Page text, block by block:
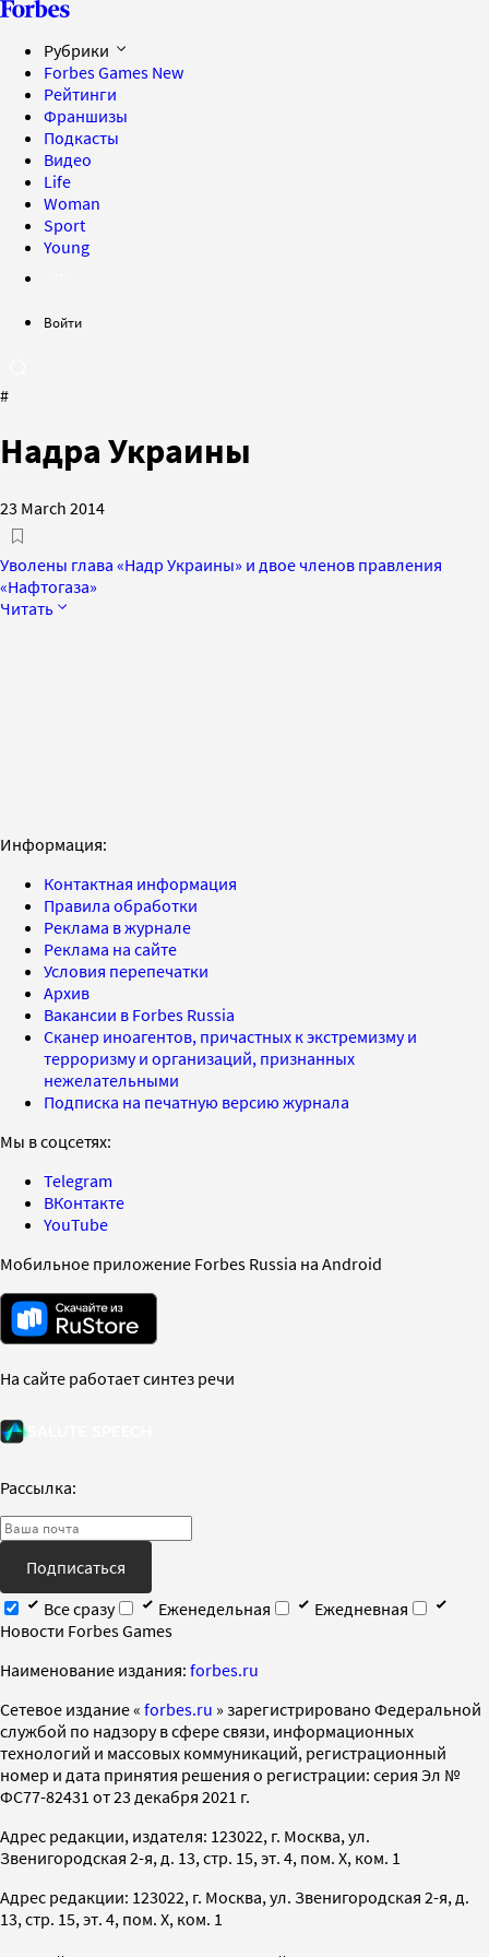
Рубрики
Forbes Games New
Рейтинги
Франшизы
Подкасты
Видео
Life
Woman
Sport
Young
Войти
#
Надра Украины
23 March 2014
Уволены глава «Надр Украины» и двое членов правления
«Нафтогаза»
Читать
Информация:
Контактная информация
Правила обработки
Реклама в журнале
Реклама на сайте
Условия перепечатки
Архив
Вакансии в Forbes Russia
Сканер иноагентов, причастных к экстремизму и
терроризму и организаций, признанных
нежелательными
Подписка на печатную версию журнала
Мы в соцсетях:
Telegram
ВКонтакте
YouTube
Мобильное приложение Forbes Russia на Android
На сайте работает синтез речи
Рассылка:
Подписаться
Все сразу
Еженедельная
Ежедневная
Новости Forbes Games
Наименование издания: forbes.ru
Cетевое издание « forbes.ru » зарегистрировано Федеральной
службой по надзору в сфере связи, информационных
технологий и массовых коммуникаций, регистрационный
номер и дата принятия решения о регистрации: серия Эл №
ФС77-82431 от 23 декабря 2021 г.
Адрес редакции, издателя: 123022, г. Москва, ул.
Звенигородская 2-я, д. 13, стр. 15, эт. 4, пом. X, ком. 1
Адрес редакции: 123022, г. Москва, ул. Звенигородская 2-я, д.
13, стр. 15, эт. 4, пом. X, ком. 1